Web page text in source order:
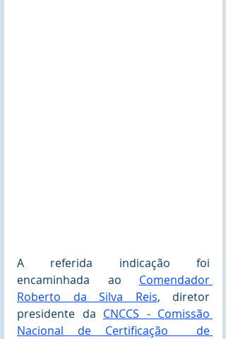
A referida indicação foi
encaminhada ao Comendador
Roberto da Silva Reis, diretor
presidente da CNCCS - Comissão
Nacional de Certificação  de